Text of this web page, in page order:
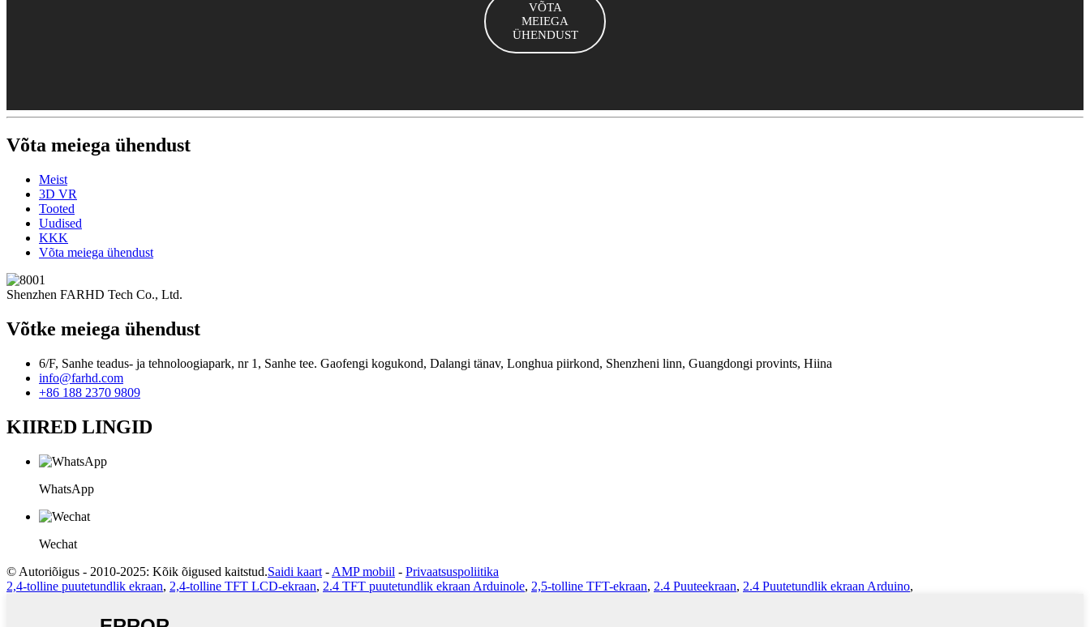
VÕTA
MEIEGA
ÜHENDUST
Võta meiega ühendust
Meist
3D VR
Tooted
Uudised
KKK
Võta meiega ühendust
Shenzhen FARHD Tech Co., Ltd.
Võtke meiega ühendust
6/F, Sanhe teadus- ja tehnoloogiapark, nr 1, Sanhe tee. Gaofengi kogukond, Dalangi tänav, Longhua piirkond, Shenzheni linn, Guangdongi provints, Hiina
info@farhd.com
+86 188 2370 9809
KIIRED LINGID
WhatsApp
Wechat
© Autoriõigus - 2010-2025: Kõik õigused kaitstud.Saidi kaart - AMP mobiil - Privaatsuspoliitika
2,4-tolline puutetundlik ekraan, 2,4-tolline TFT LCD-ekraan, 2.4 TFT puutetundlik ekraan Arduinole, 2,5-tolline TFT-ekraan, 2.4 Puuteekraan, 2.4 Puutetundlik ekraan Arduino,